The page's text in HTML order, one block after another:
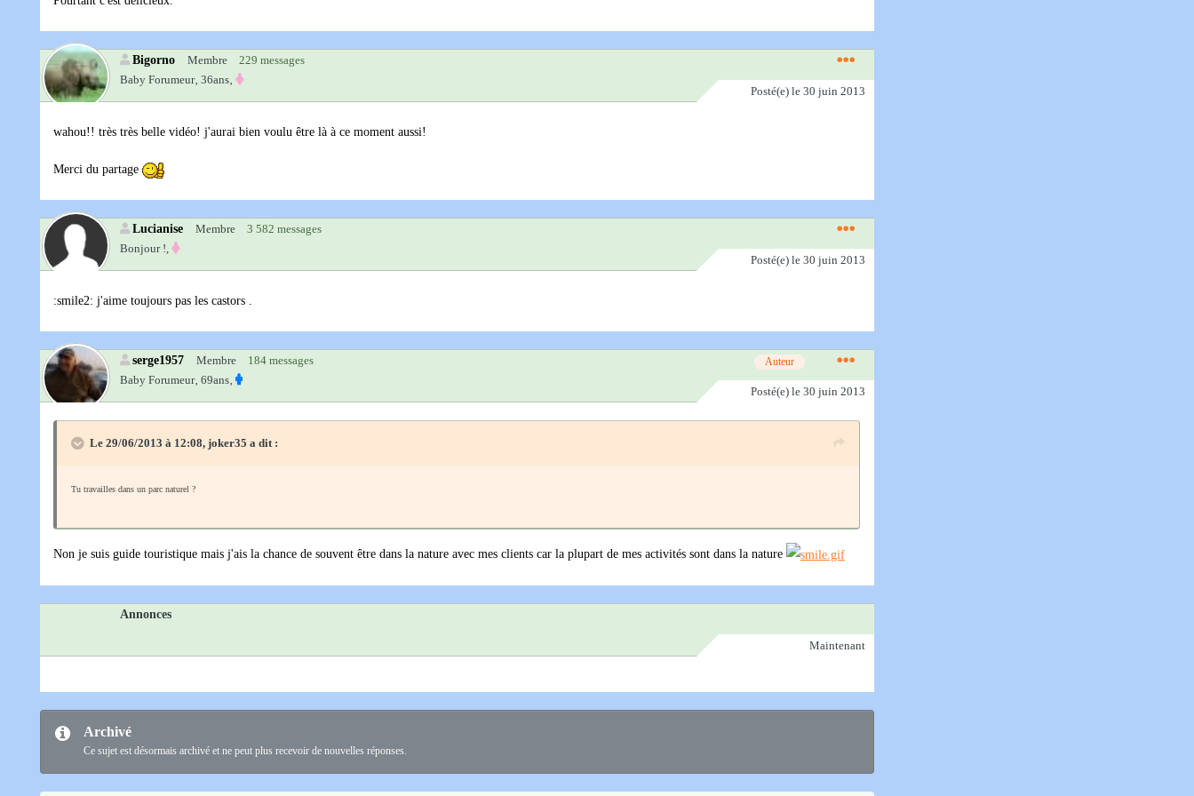
Bigorno Membre
229 messages
Baby Forumeur‚ 36ans‚
Posté(e) le 30 juin 2013
wahou!! très très belle vidéo! j'aurai bien voulu être là à ce moment aussi!
Merci du partage
Lucianise Membre
3 582 messages
Bonjour !,
Posté(e) le 30 juin 2013
:smile2: j'aime toujours pas les castors .
serge1957 Membre 184 messages Auteur
Baby Forumeur‚ 69ans‚
Posté(e) le 30 juin 2013
Le 29/06/2013 à 12:08, joker35 a dit :
Tu travailles dans un parc naturel ?
Non je suis guide touristique mais j'ais la chance de souvent être dans la nature avec mes clients car la plupart de mes activités sont dans la nature
Annonces
Maintenant
Archivé
Ce sujet est désormais archivé et ne peut plus recevoir de nouvelles réponses.